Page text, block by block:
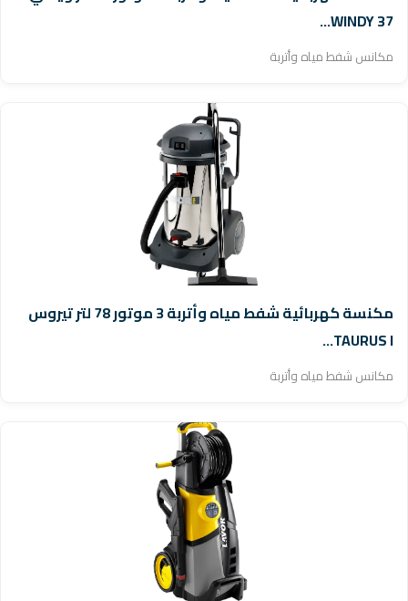
WINDY 37...
مكانس شفط مياه وأتربة
مكنسة كهربائية شفط مياه وأتربة 3 موتور 78 لتر تيروس
TAURUS I...
مكانس شفط مياه وأتربة